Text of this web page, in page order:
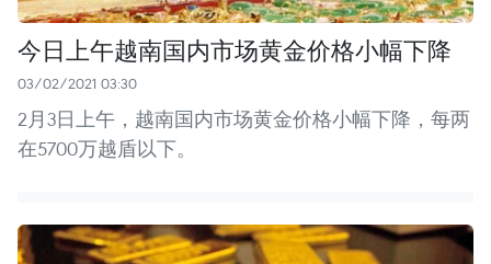
今日上午越南国内市场黄金价格小幅下降
03/02/2021 03:30
2月3日上午，越南国内市场黄金价格小幅下降，每两
在5700万越盾以下。